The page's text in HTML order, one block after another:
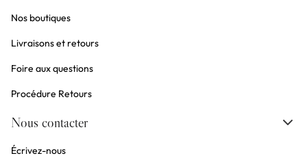
Nos boutiques
Livraisons et retours
Foire aux questions
Procédure Retours
Nous contacter
Écrivez-nous